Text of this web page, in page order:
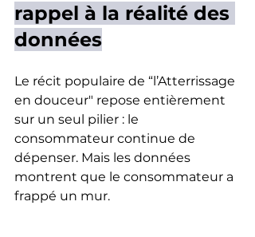
rappel à la réalité des
données
Le récit populaire de “l’Atterrissage
en douceur" repose entièrement
sur un seul pilier : le
consommateur continue de
dépenser. Mais les données
montrent que le consommateur a
frappé un mur.